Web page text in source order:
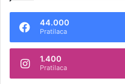
n
t
44.000
Pratilaca
1.400
Pratilaca